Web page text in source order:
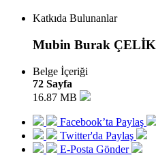
Katkıda Bulunanlar
Mubin Burak ÇELİK
Belge İçeriği
72 Sayfa
16.87 MB
Facebook’ta Paylaş
Twitter'da Paylaş
E-Posta Gönder